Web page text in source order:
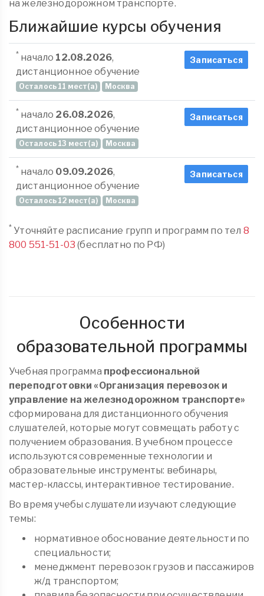
на железнодорожном транспорте.
Ближайшие курсы обучения
* начало 12.08.2026,
дистанционное обучение
Осталось 11 мест(а) Москва
Записаться
* начало 26.08.2026,
дистанционное обучение
Осталось 13 мест(а) Москва
Записаться
* начало 09.09.2026,
дистанционное обучение
Осталось 12 мест(а) Москва
Записаться
* Уточняйте расписание групп и программ по тел 8
800 551-51-03 (бесплатно по РФ)
Особенности
образовательной программы
Учебная программа профессиональной
переподготовки «Организация перевозок и
управление на железнодорожном транспорте»
сформирована для дистанционного обучения
слушателей, которые могут совмещать работу с
получением образования. В учебном процессе
используются современные технологии и
образовательные инструменты: вебинары,
мастер-классы, интерактивное тестирование.
Во время учебы слушатели изучают следующие
темы:
нормативное обоснование деятельности по
специальности;
менеджмент перевозок грузов и пассажиров
ж/д транспортом;